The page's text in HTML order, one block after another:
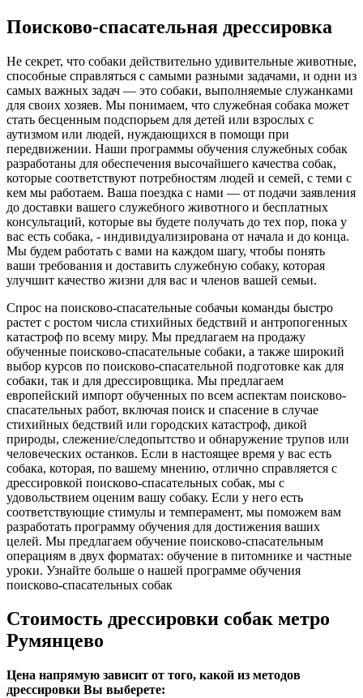
Поисково-спасательная дрессировка
Не секрет, что собаки действительно удивительные животные,
способные справляться с самыми разными задачами, и одни из
самых важных задач — это собаки, выполняемые служанками
для своих хозяев. Мы понимаем, что служебная собака может
стать бесценным подспорьем для детей или взрослых с
аутизмом или людей, нуждающихся в помощи при
передвижении. Наши программы обучения служебных собак
разработаны для обеспечения высочайшего качества собак,
которые соответствуют потребностям людей и семей, с теми с
кем мы работаем. Ваша поездка с нами — от подачи заявления
до доставки вашего служебного животного и бесплатных
консультаций, которые вы будете получать до тех пор, пока у
вас есть собака, - индивидуализирована от начала и до конца.
Мы будем работать с вами на каждом шагу, чтобы понять
ваши требования и доставить служебную собаку, которая
улучшит качество жизни для вас и членов вашей семьи.
Спрос на поисково-спасательные собачьи команды быстро
растет с ростом числа стихийных бедствий и антропогенных
катастроф по всему миру. Мы предлагаем на продажу
обученные поисково-спасательные собаки, а также широкий
выбор курсов по поисково-спасательной подготовке как для
собаки, так и для дрессировщика. Мы предлагаем
европейский импорт обученных по всем аспектам поисково-
спасательных работ, включая поиск и спасение в случае
стихийных бедствий или городских катастроф, дикой
природы, слежение/следопытство и обнаружение трупов или
человеческих останков. Если в настоящее время у вас есть
собака, которая, по вашему мнению, отлично справляется с
дрессировкой поисково-спасательных собак, мы с
удовольствием оценим вашу собаку. Если у него есть
соответствующие стимулы и темперамент, мы поможем вам
разработать программу обучения для достижения ваших
целей. Мы предлагаем обучение поисково-спасательным
операциям в двух форматах: обучение в питомнике и частные
уроки. Узнайте больше о нашей программе обучения
поисково-спасательных собак
Стоимость дрессировки собак метро
Румянцево
Цена напрямую зависит от того, какой из методов
дрессировки Вы выберете: